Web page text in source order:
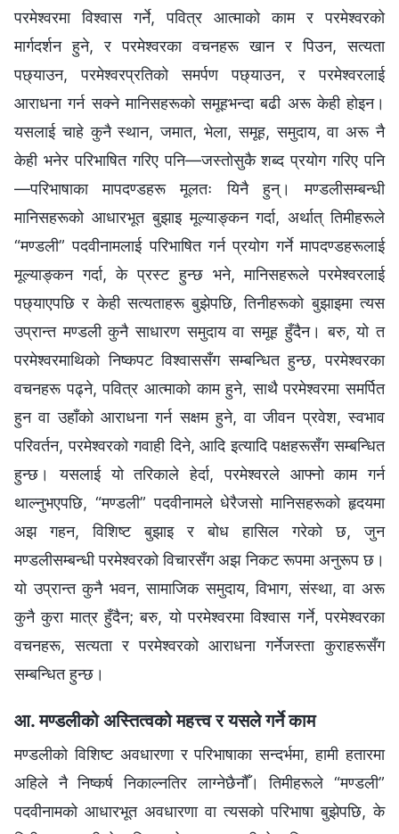
परमेश्‍वरमा विश्‍वास गर्ने, पवित्र आत्माको काम र परमेश्‍वरको
मार्गदर्शन हुने, र परमेश्‍वरका वचनहरू खान र पिउन, सत्यता
पछ्याउन, परमेश्‍वरप्रतिको समर्पण पछ्याउन, र परमेश्‍वरलाई
आराधना गर्न सक्ने मानिसहरूको समूहभन्दा बढी अरू केही होइन।
यसलाई चाहे कुनै स्थान, जमात, भेला, समूह, समुदाय, वा अरू नै
केही भनेर परिभाषित गरिए पनि—जस्तोसुकै शब्द प्रयोग गरिए पनि
—परिभाषाका मापदण्डहरू मूलतः यिनै हुन्। मण्डलीसम्बन्धी
मानिसहरूको आधारभूत बुझाइ मूल्याङ्कन गर्दा, अर्थात् तिमीहरूले
“मण्डली” पदवीनामलाई परिभाषित गर्न प्रयोग गर्ने मापदण्डहरूलाई
मूल्याङ्कन गर्दा, के प्रस्ट हुन्छ भने, मानिसहरूले परमेश्‍वरलाई
पछ्याएपछि र केही सत्यताहरू बुझेपछि, तिनीहरूको बुझाइमा त्यस
उप्रान्त मण्डली कुनै साधारण समुदाय वा समूह हुँदैन। बरु, यो त
परमेश्‍वरमाथिको निष्कपट विश्‍वाससँग सम्बन्धित हुन्छ, परमेश्‍वरका
वचनहरू पढ्ने, पवित्र आत्माको काम हुने, साथै परमेश्‍वरमा समर्पित
हुन वा उहाँको आराधना गर्न सक्षम हुने, वा जीवन प्रवेश, स्वभाव
परिवर्तन, परमेश्‍वरको गवाही दिने, आदि इत्यादि पक्षहरूसँग सम्बन्धित
हुन्छ। यसलाई यो तरिकाले हेर्दा, परमेश्‍वरले आफ्नो काम गर्न
थाल्नुभएपछि, “मण्डली” पदवीनामले धेरैजसो मानिसहरूको हृदयमा
अझ गहन, विशिष्ट बुझाइ र बोध हासिल गरेको छ, जुन
मण्डलीसम्बन्धी परमेश्‍वरको विचारसँग अझ निकट रूपमा अनुरूप छ।
यो उप्रान्त कुनै भवन, सामाजिक समुदाय, विभाग, संस्था, वा अरू
कुनै कुरा मात्र हुँदैन; बरु, यो परमेश्‍वरमा विश्‍वास गर्ने, परमेश्‍वरका
वचनहरू, सत्यता र परमेश्‍वरको आराधना गर्नेजस्ता कुराहरूसँग
सम्बन्धित हुन्छ।
आ. मण्डलीको अस्तित्वको महत्त्व र यसले गर्ने काम
मण्डलीको विशिष्ट अवधारणा र परिभाषाका सन्दर्भमा, हामी हतारमा
अहिले नै निष्कर्ष निकाल्नतिर लाग्नेछैनौँ। तिमीहरूले “मण्डली”
पदवीनामको आधारभूत अवधारणा वा त्यसको परिभाषा बुझेपछि, के